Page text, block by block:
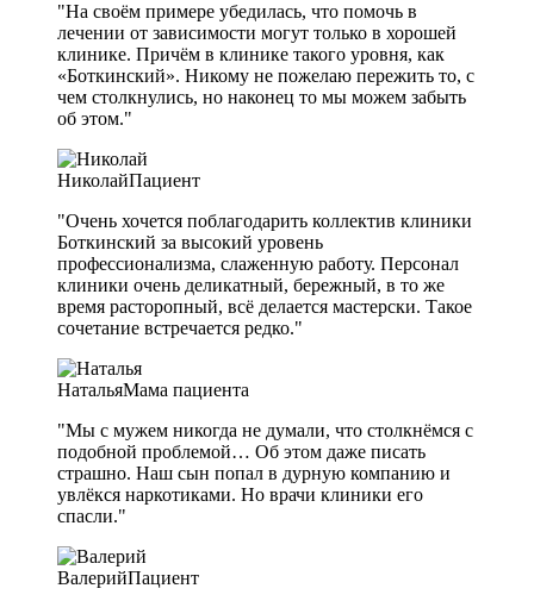
"На своём примере убедилась, что помочь в
лечении от зависимости могут только в хорошей
клинике. Причём в клинике такого уровня, как
«Боткинский». Никому не пожелаю пережить то, с
чем столкнулись, но наконец то мы можем забыть
об этом."
НиколайПациент
"Очень хочется поблагодарить коллектив клиники
Боткинский за высокий уровень
профессионализма, слаженную работу. Персонал
клиники очень деликатный, бережный, в то же
время расторопный, всё делается мастерски. Такое
сочетание встречается редко."
НатальяМама пациента
"Мы с мужем никогда не думали, что столкнёмся с
подобной проблемой… Об этом даже писать
страшно. Наш сын попал в дурную компанию и
увлёкся наркотиками. Но врачи клиники его
спасли."
ВалерийПациент